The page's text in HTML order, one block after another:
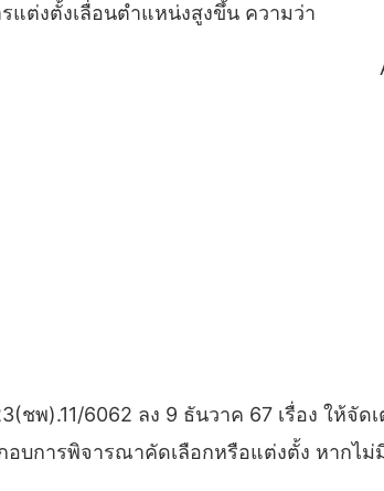
แต่งตั้งเลื่อนตำแหน่งสูงขึ้น ความว่า
ชพ).11/6062 ลง 9 ธันวาค 67 เรื่อง ให้จั
อบการพิจารณาคัดเลือกหรือแต่งตั้ง หากไ